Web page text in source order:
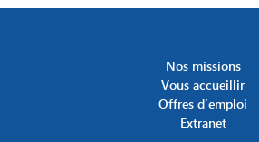
Nos missions
Vous accueillir
Offres d’emploi
Extranet